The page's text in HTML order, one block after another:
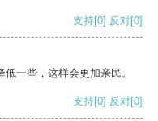
支持[0] 反对[0]
一些，这样会更加亲民。
支持[0] 反对[0]